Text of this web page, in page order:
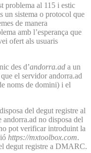
problema al 115 i estic
un sistema o protocol que
de manera
amb l’esperança que
ofert als usuaris
des d’andorra.ad a un
el servidor andorra.ad
noms de domini) i el
disposa del degut registre al
no disposa del
pot verificar introduint la
https://mxtoolbox.com.
degut registre a DMARC.